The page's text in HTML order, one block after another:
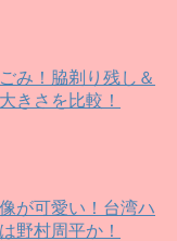
み！脇剃り残し＆
きさを比較！
が可愛い！台湾ハ
野村周平か！